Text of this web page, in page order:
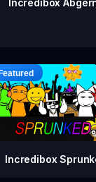
Incredibox
Incredibox